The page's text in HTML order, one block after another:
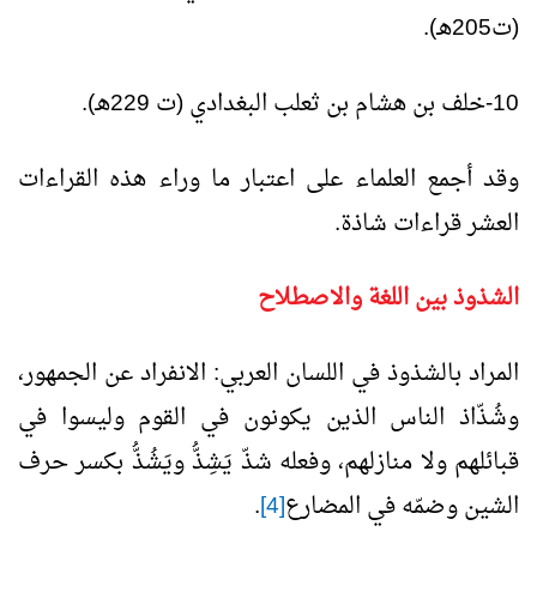
(ت205هـ).
10-خلف بن هشام بن ثعلب البغدادي (ت 229هـ).
وقد أجمع العلماء على اعتبار ما وراء هذه القراءات
العشر قراءات شاذة.
الشذوذ بين اللغة والاصطلاح
المراد بالشذوذ في اللسان العربي: الانفراد عن الجمهور،
وشُذّاذ الناس الذين يكونون في القوم وليسوا في
قبائلهم ولا منازلهم، وفعله شذّ يَشِذُّ ويَشُذُّ بكسر حرف
الشين وضمّه في المضارع[4]
.